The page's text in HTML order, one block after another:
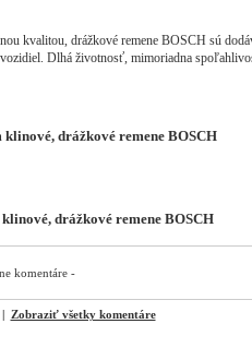
kvalitou, drážkové remene BOSCH sú
Dlhá životnosť, mimoriadna
drážkové remene BOSCH
drážkové remene BOSCH
komentáre -
Zobraziť všetky komentáre